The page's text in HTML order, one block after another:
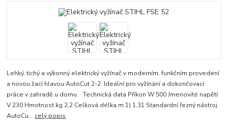
Lehký, tichý a výkonný elektrický vyžínač v moderním, funkčním provedení
a novou žací hlavou AutoCut 2-2. Ideální pro vyžínání a dokončovací
práce v zahradě u domu. Technická data Příkon W 500 Jmenovité napětí
V 230 Hmotnost kg 2,2 Celková délka m 1) 1,31 Standardní řezný nástroj
AutoCu... celý popis